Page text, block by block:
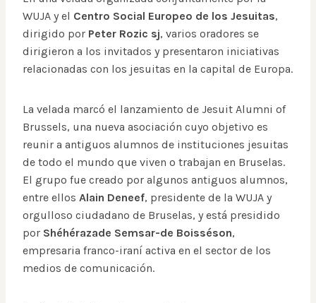
WUJA y el Centro Social Europeo de los Jesuitas,
dirigido por Peter Rozic sj, varios oradores se
dirigieron a los invitados y presentaron iniciativas
relacionadas con los jesuitas en la capital de Europa.
La velada marcó el lanzamiento de Jesuit Alumni of
Brussels, una nueva asociación cuyo objetivo es
reunir a antiguos alumnos de instituciones jesuitas
de todo el mundo que viven o trabajan en Bruselas.
El grupo fue creado por algunos antiguos alumnos,
entre ellos Alain Deneef, presidente de la WUJA y
orgulloso ciudadano de Bruselas, y está presidido
por Shéhérazade Semsar-de Boisséson,
empresaria franco-iraní activa en el sector de los
medios de comunicación.